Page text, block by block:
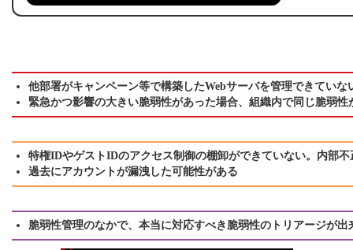
他部署がキャンペーン等で構築したWebサーバを管理できていな
緊急かつ影響の大きい脆弱性があった場合、組織内で同じ脆弱
特権IDやゲストIDのアクセス制御の棚卸ができていない。内部
過去にアカウントが漏洩した可能性がある
脆弱性管理のなかで、本当に対応すべき脆弱性のトリアージが出